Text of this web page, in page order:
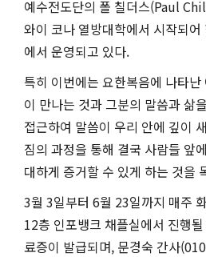
예수전도단의 폴 칠더스(Paul
와이 코나 열방대학에서 시작되
에서 운영되고 있다.
특히 이번에는 요한복음에 나타
이 만나는 것과 그분의 말씀과 삶
접근하여 말씀이 우리 안에 깊이
짐의 과정을 통해 결국 사람들 앞
대하게 증거할 수 있게 하는 것을
3월 3일부터 6월 23일까지 매주
12층 인포뱅크 채플실에서 진행
료증이 발급되며, 문경숙 간사